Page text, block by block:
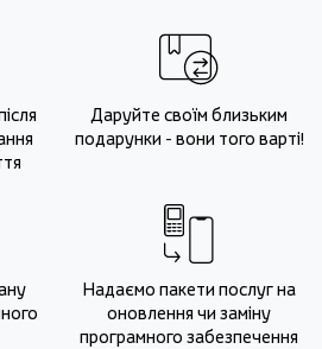
Даруйте своїм близьким
подарунки - вони того варті!
Надаємо пакети послуг на
оновлення чи заміну
програмного забезпечення